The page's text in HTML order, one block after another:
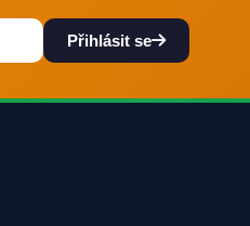
Přihlásit se